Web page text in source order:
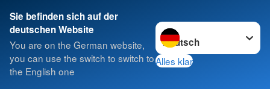
Sie befinden sich auf der
deutschen Website
You are on the German website,
you can use the switch to switch to
the English one
Sprache wechseln zu
Alles klar